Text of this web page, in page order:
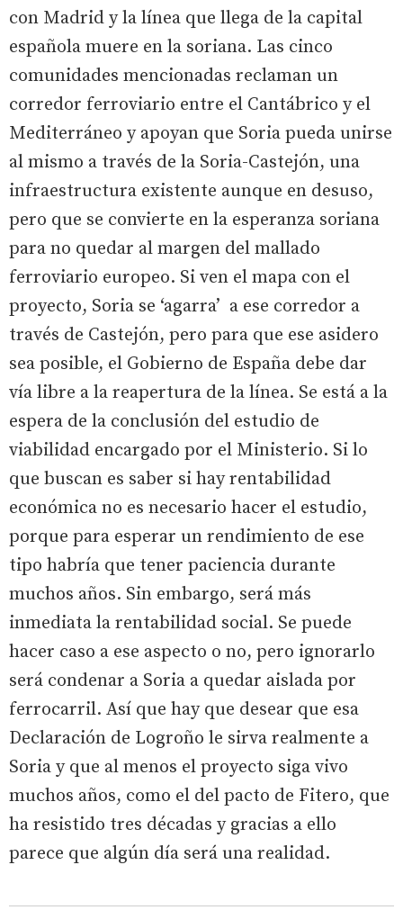
con Madrid y la línea que llega de la capital
española muere en la soriana. Las cinco
comunidades mencionadas reclaman un
corredor ferroviario entre el Cantábrico y el
Mediterráneo y apoyan que Soria pueda unirse
al mismo a través de la Soria-Castejón, una
infraestructura existente aunque en desuso,
pero que se convierte en la esperanza soriana
para no quedar al margen del mallado
ferroviario europeo. Si ven el mapa con el
proyecto, Soria se ‘agarra’ a ese corredor a
través de Castejón, pero para que ese asidero
sea posible, el Gobierno de España debe dar
vía libre a la reapertura de la línea. Se está a la
espera de la conclusión del estudio de
viabilidad encargado por el Ministerio. Si lo
que buscan es saber si hay rentabilidad
económica no es necesario hacer el estudio,
porque para esperar un rendimiento de ese
tipo habría que tener paciencia durante
muchos años. Sin embargo, será más
inmediata la rentabilidad social. Se puede
hacer caso a ese aspecto o no, pero ignorarlo
será condenar a Soria a quedar aislada por
ferrocarril. Así que hay que desear que esa
Declaración de Logroño le sirva realmente a
Soria y que al menos el proyecto siga vivo
muchos años, como el del pacto de Fitero, que
ha resistido tres décadas y gracias a ello
parece que algún día será una realidad.